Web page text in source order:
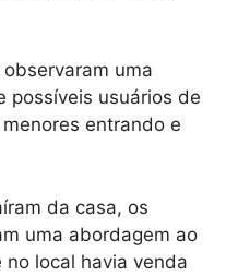
uma
possíveis usuários de
entrando e
da casa, os
uma abordagem ao
local havia venda